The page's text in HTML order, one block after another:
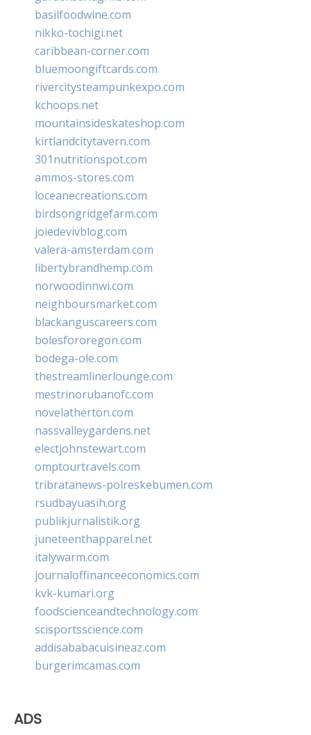
basilfoodwine.com
nikko-tochigi.net
caribbean-corner.com
bluemoongiftcards.com
rivercitysteampunkexpo.com
kchoops.net
mountainsideskateshop.com
kirtlandcitytavern.com
301nutritionspot.com
ammos-stores.com
loceanecreations.com
birdsongridgefarm.com
joiedevivblog.com
valera-amsterdam.com
libertybrandhemp.com
norwoodinnwi.com
neighboursmarket.com
blackanguscareers.com
bolesfororegon.com
bodega-ole.com
thestreamlinerlounge.com
mestrinorubanofc.com
novelatherton.com
nassvalleygardens.net
electjohnstewart.com
omptourtravels.com
tribratanews-polreskebumen.com
rsudbayuasih.org
publikjurnalistik.org
juneteenthapparel.net
italywarm.com
journaloffinanceeconomics.com
kvk-kumari.org
foodscienceandtechnology.com
scisportsscience.com
addisababacuisineaz.com
burgerimcamas.com
ADS